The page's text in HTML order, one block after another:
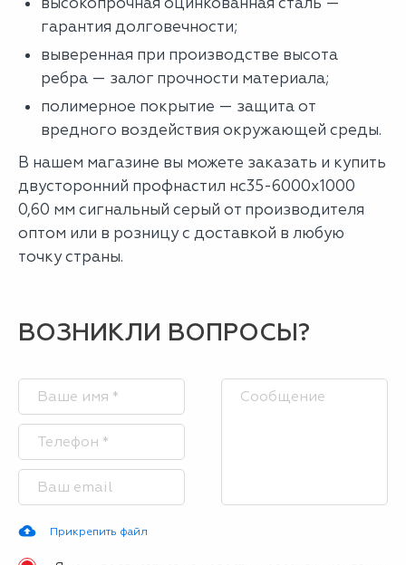
гарантия долговечности;
выверенная при производстве высота
ребра — залог прочности материала;
полимерное покрытие — защита от
вредного воздействия окружающей среды.
В нашем магазине вы можете заказать и купить
двусторонний профнастил нс35-6000х1000
0,60 мм сигнальный серый от производителя
оптом или в розницу с доставкой в любую
точку страны.
ВОЗНИКЛИ ВОПРОСЫ?
Прикрепить файл